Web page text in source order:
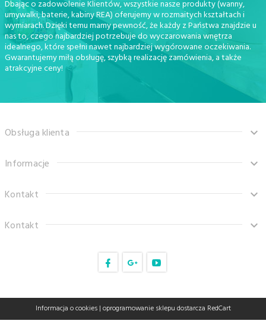
Dbając o zadowolenie Klientów, wszystkie nasze produkty (wanny,
umywalki, baterie, kabiny REA) oferujemy w rozmaitych kształtach i
wymiarach. Dzięki temu mamy pewność, że każdy z Państwa znajdzie u
nas to, czego najbardziej potrzebuje do wyczarowania wnętrza
idealnego, które spełni nawet najbardziej wygórowane oczekiwania.
Gwarantujemy miłą obsługę, szybką realizację zamówienia, a także
atrakcyjne ceny!
Obsługa klienta
Informacje
Kontakt
Kontakt
sklep@tanaro.pl
Informacja o cookies| oprogramowanie sklepu dostarcza RedCart